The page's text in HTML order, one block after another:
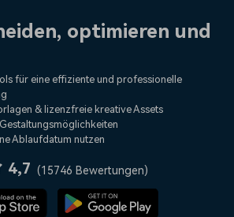
Meisterkurs
Beherrschen Sie
optimieren und
für eine effiziente und professionelle
& lizenzfreie kreative Assets
Ablaufdatum nutzen
4,7 (15746 Bewertungen)